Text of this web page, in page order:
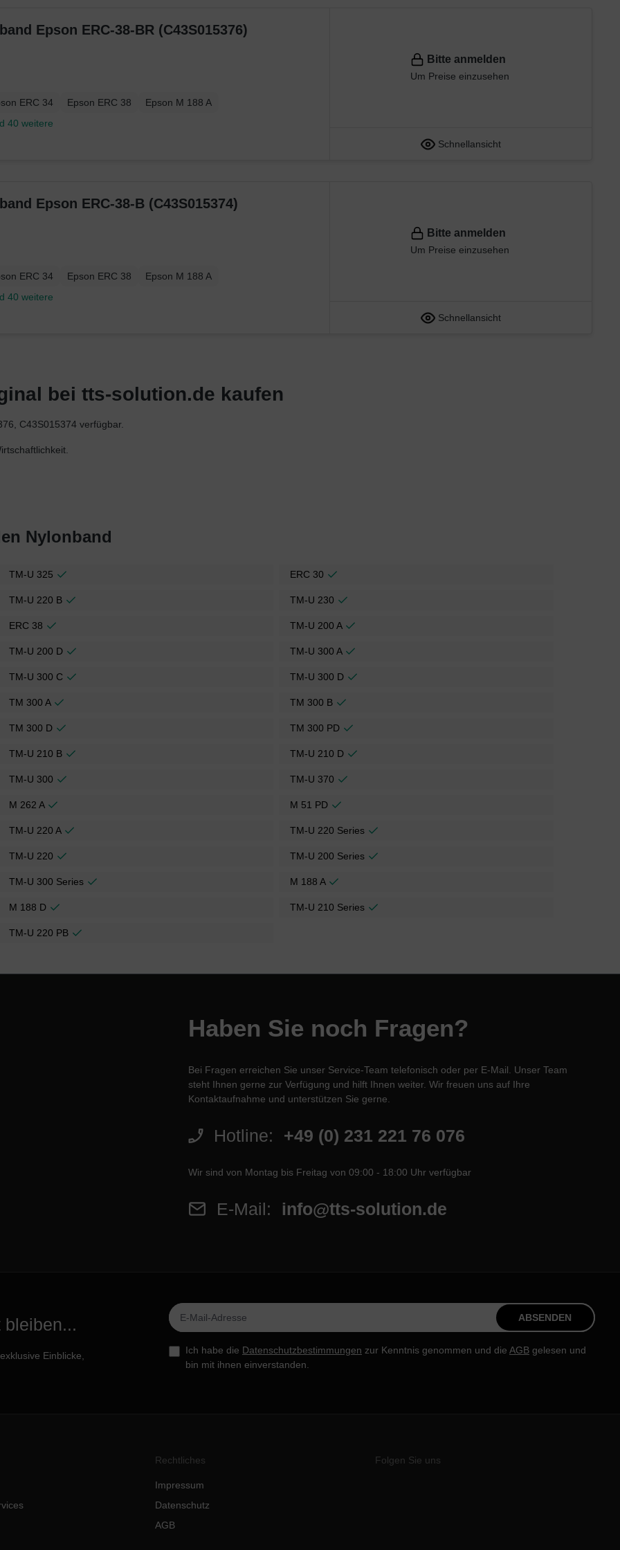
Epson ERC-38-BR (C43S015376)
ERC 34 Epson ERC 38
Epson M 188 A
40 weitere
Bitte anmelden
Um Preise einzusehen
Schnellansicht
Epson ERC-38-B (C43S015374)
ERC 34 Epson ERC 38
Epson M 188 A
40 weitere
Bitte anmelden
Um Preise einzusehen
Schnellansicht
bei tts-solution.de kaufen
C43S015374 verfügbar.
Nylonband
TM-U 325 ERC 30
TM-U 220 B TM-U 230
ERC 38 TM-U 200 A
TM-U 200 D TM-U 300 A
TM-U 300 C TM-U 300 D
TM 300 A TM 300 B
TM 300 D TM 300 PD
TM-U 210 B TM-U 210 D
TM-U 300 TM-U 370
M 262 A M 51 PD
TM-U 220 A TM-U 220 Series
TM-U 220 TM-U 200 Series
TM-U 300 Series M 188 A
M 188 D TM-U 210 Series
TM-U 220 PB
Haben Sie noch Fragen?
Bei Fragen erreichen Sie unser Service-Team telefonisch oder per E-Mail. Unser Team
steht Ihnen gerne zur Verfügung und hilft Ihnen weiter. Wir freuen uns auf Ihre
Kontaktaufnahme und unterstützen Sie gerne.
Hotline: +49 (0) 231 221 76 076
Wir sind von Montag bis Freitag von 09:00 - 18:00 Uhr verfügbar
E-Mail: info@tts-solution.de
bleiben...
Einblicke,
ABSENDEN
Ich habe die Datenschutzbestimmungen zur Kenntnis genommen und die AGB gelesen und
bin mit ihnen einverstanden.
Rechtliches
Impressum
Datenschutz
AGB
Folgen Sie uns